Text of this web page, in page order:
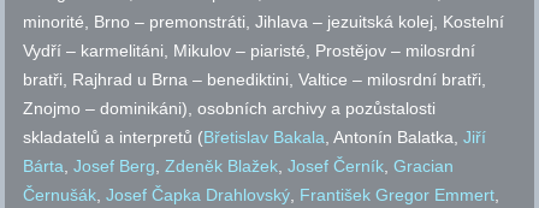
minorité, Brno – premonstráti, Jihlava – jezuitská kolej, Kostelní
Vydří – karmelitáni, Mikulov – piaristé, Prostějov – milosrdní
bratři, Rajhrad u Brna – benediktini, Valtice – milosrdní bratři,
Znojmo – dominikáni), osobních archivy a pozůstalosti
skladatelů a interpretů (Břetislav Bakala, Antonín Balatka,Jiří
Bárta,Josef Berg,Zdeněk Blažek,Josef Černík,Gracian
Černušák,Josef Čapka Drahlovský, František Gregor Emmert,